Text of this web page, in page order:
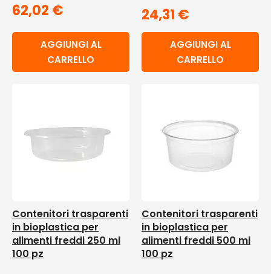
62,02 €
AGGIUNGI AL
CARRELLO
24,31 €
AGGIUNGI AL
CARRELLO
Contenitori trasparenti
in bioplastica per
alimenti freddi 250 ml
100 pz
Contenitori trasparenti
in bioplastica per
alimenti freddi 500 ml
100 pz